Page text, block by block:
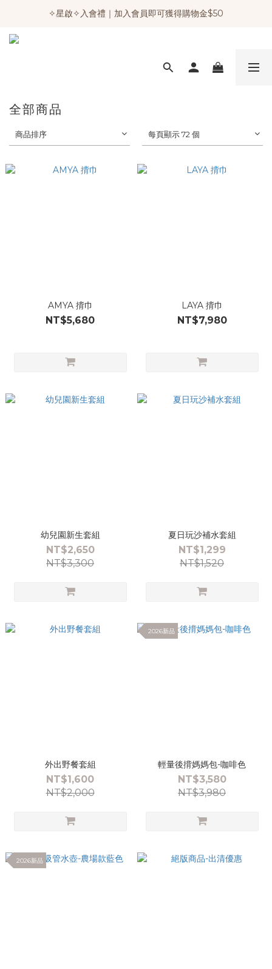
✧星啟✧入會禮｜加入會員即可獲得購物金$50
全部商品
商品排序 每頁顯示 72 個
AMYA 揹巾
NT$5,680
LAYA 揹巾
NT$7,980
幼兒園新生套組
NT$2,650
NT$3,300
夏日玩沙補水套組
NT$1,299
NT$1,520
外出野餐套組
NT$1,600
NT$2,000
2026新品
輕量後揹媽媽包-咖啡色
NT$3,580
NT$3,980
2026新品